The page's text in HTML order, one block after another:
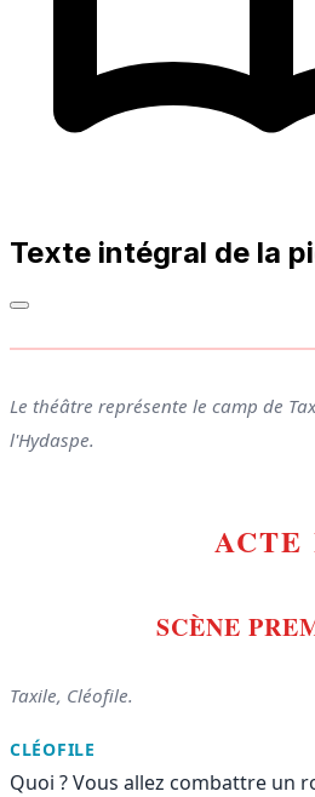
Texte intégral de la
Le théâtre représente le camp de
l'Hydaspe.
ACTE
SCÈNE
Taxile, Cléofile.
CLÉOFILE
Quoi ? Vous allez combattre un